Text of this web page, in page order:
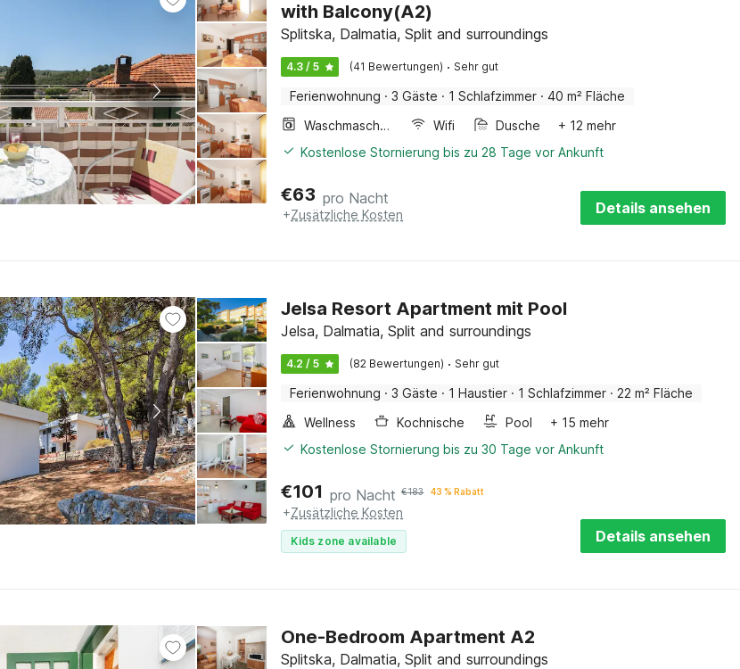
with Balcony(A2)
Splitska, Dalmatia, Split and surroundings
4.3 / 5 (41 Bewertungen) · Sehr gut
Ferienwohnung · 3 Gäste · 1 Schlafzimmer · 40 m² Fläche
Waschmaschine
Wifi Dusche
+ 12 mehr
Kostenlose Stornierung bis zu 28 Tage vor Ankunft
€63 pro Nacht
+Zusätzliche Kosten Details ansehen
Jelsa Resort Apartment mit Pool
Jelsa, Dalmatia, Split and surroundings
4.2 / 5 (82 Bewertungen) · Sehr gut
Ferienwohnung · 3 Gäste · 1 Haustier · 1 Schlafzimmer · 22 m² Fläche
Wellness
Kochnische Pool
+ 15 mehr
Kostenlose Stornierung bis zu 30 Tage vor Ankunft
€101 pro Nacht €183 43 % Rabatt
+Zusätzliche Kosten
Kids zone available Details ansehen
One-Bedroom Apartment A2
Splitska, Dalmatia, Split and surroundings